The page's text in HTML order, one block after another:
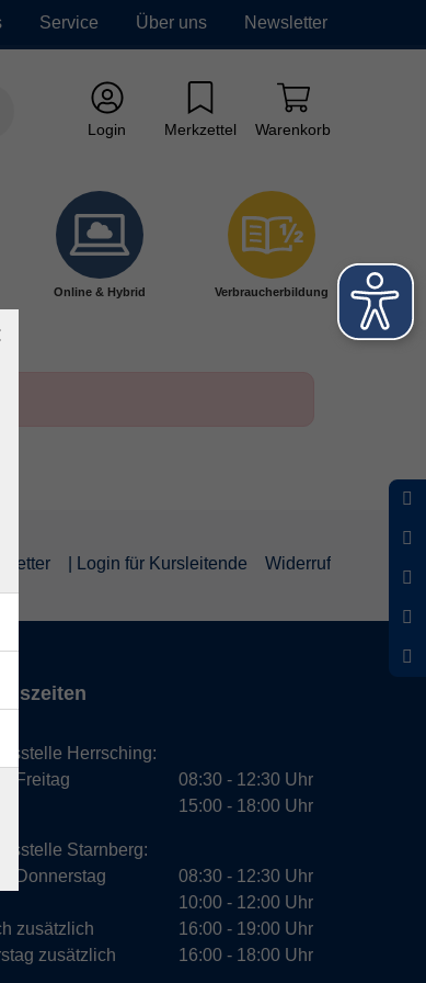
Service Über uns Newsletter
Login Merkzettel Warenkorb
Online & Hybrid Verbraucherbildung
| Login für Kursleitende Widerruf
Herrsching:
- Freitag
08:30 - 12:30 Uhr
15:00 - 18:00 Uhr
Starnberg:
- Donnerstag
zusätzlich
zusätzlich
08:30 - 12:30 Uhr
10:00 - 12:00 Uhr
16:00 - 19:00 Uhr
16:00 - 18:00 Uhr